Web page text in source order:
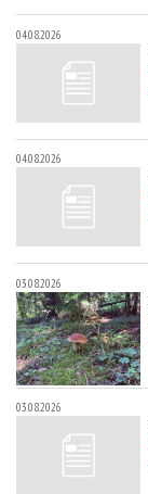
04.08.2026
04.08.2026
03.08.2026
03.08.2026